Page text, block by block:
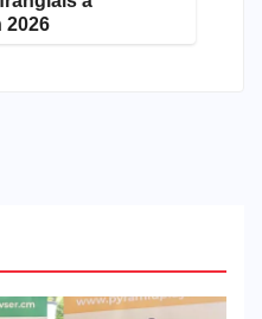
2026